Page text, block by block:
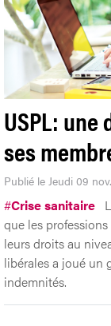
USPL: une
ses
Publié le Jeudi 09
#Crise sanitaire
que les
leurs droits au
libérales a joué un
indemnités.